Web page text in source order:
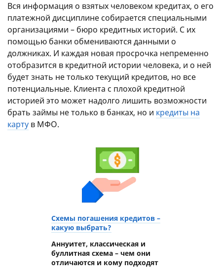
Вся информация о взятых человеком кредитах, о его
платежной дисциплине собирается специальными
организациями – бюро кредитных историй. С их
помощью банки обмениваются данными о
должниках. И каждая новая просрочка непременно
отобразится в кредитной истории человека, и о ней
будет знать не только текущий кредитов, но все
потенциальные. Клиента с плохой кредитной
историей это может надолго лишить возможности
брать займы не только в банках, но и кредиты на
карту в МФО.
Схемы погашения кредитов –
какую выбрать?
Аннуитет, классическая и
буллитная схема – чем они
отличаются и кому подходят